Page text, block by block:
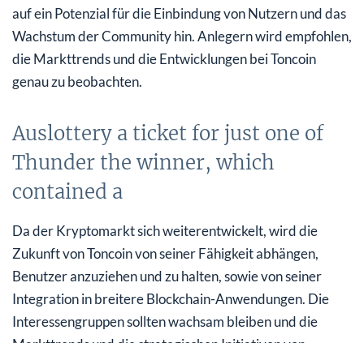
auf ein Potenzial für die Einbindung von Nutzern und das
Wachstum der Community hin. Anlegern wird empfohlen,
die Markttrends und die Entwicklungen bei Toncoin
genau zu beobachten.
Auslottery a ticket for just one of
Thunder the winner, which
contained a
Da der Kryptomarkt sich weiterentwickelt, wird die
Zukunft von Toncoin von seiner Fähigkeit abhängen,
Benutzer anzuziehen und zu halten, sowie von seiner
Integration in breitere Blockchain-Anwendungen. Die
Interessengruppen sollten wachsam bleiben und die